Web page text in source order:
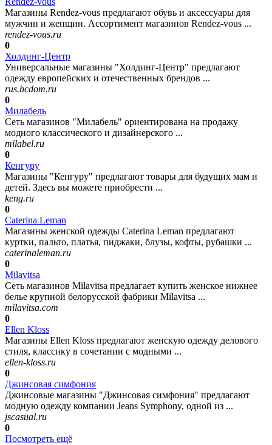
Магазины Rendez-vous предлагают обувь и аксессуары для
мужчин и женщин. Ассортимент магазинов Rendez-vous ...
rendez-vous.ru
0
Холдинг-Центр
Универсальные магазины "Холдинг-Центр" предлагают
одежду европейских и отечественных брендов ...
rus.hcdom.ru
0
Милабель
Сеть магазинов "Милабель" ориентирована на продажу
модного классического и дизайнерского ...
milabel.ru
0
Кенгуру
Магазины "Кенгуру" предлагают товары для будущих мам и
детей. Здесь вы можете приобрести ...
keng.ru
0
Caterina Leman
Магазины женской одежды Caterina Leman предлагают
куртки, пальто, платья, пиджаки, блузы, кофты, рубашки ...
caterinaleman.ru
0
Milavitsa
Сеть магазинов Milavitsa предлагает купить женское нижнее
белье крупной белорусской фабрики Milavitsa ...
milavitsa.com
0
Ellen Kloss
Магазины Ellen Kloss предлагают женскую одежду делового
стиля, классику в сочетании с модными ...
ellen-kloss.ru
0
Джинсовая симфония
Джинсовые магазины "Джинсовая симфония" предлагают
модную одежду компании Jeans Symphony, одной из ...
jscasual.ru
0
Посмотреть ещё